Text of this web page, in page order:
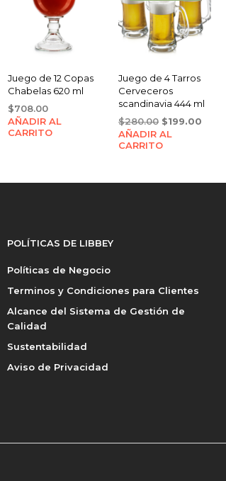
Juego de 12 Copas
Chabelas 620 ml
$708.00
AÑADIR AL
CARRITO
Juego de 4 Tarros
Cerveceros
scandinavia 444 ml
$280.00 Original
price
was:
$199.00
AÑADIR AL
CARRITO
POLÍTICAS DE LIBBEY
Políticas de Negocio
Terminos y Condiciones para Clientes
Alcance del Sistema de Gestión de
Calidad
Sustentabilidad
Aviso de Privacidad